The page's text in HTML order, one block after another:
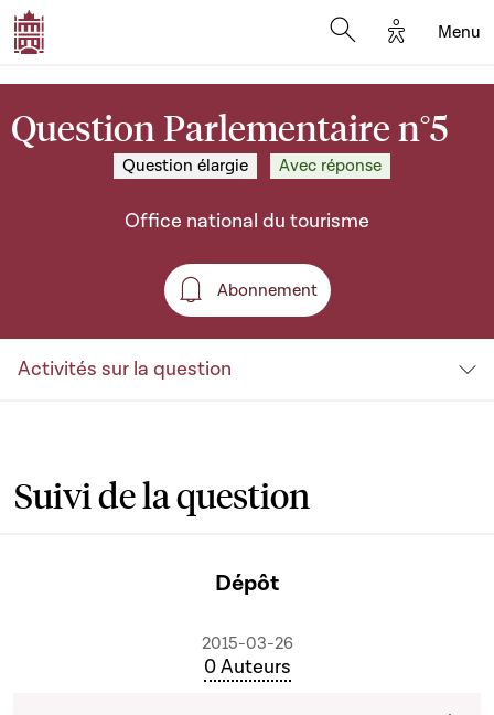
Options
Menu
Question Parlementaire n°5
Question élargie Avec réponse
Office national du tourisme
Abonnement
Abonnement
Activités sur la question
Suivi de la question
Dépôt
2015-03-26
0 Auteurs